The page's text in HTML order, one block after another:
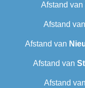
Afstand van
Afstand van
Afstand van
Afstand van
Afstand van